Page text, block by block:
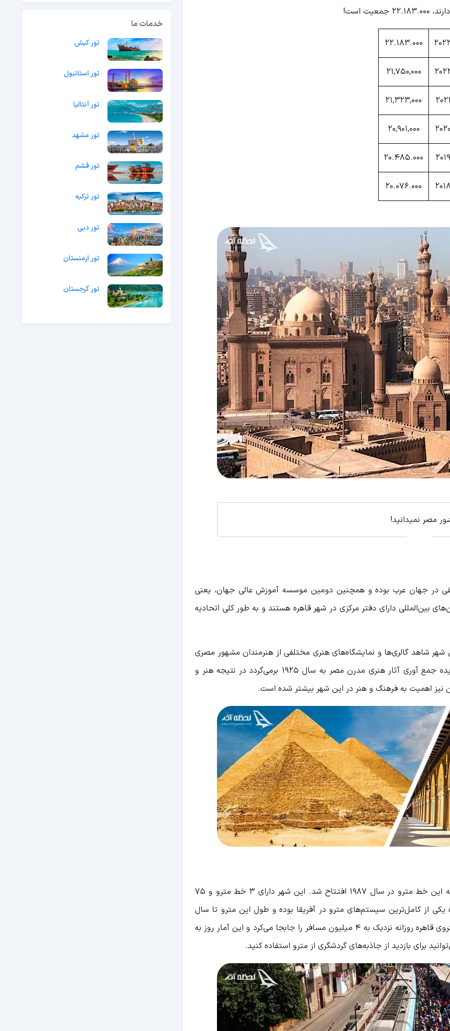
22.183.000
21,750,000
21,323,000
20,901,000
2019
20.485.000
20.076.000
مصر نمیدانید!
در جهان عرب بوده و همچنین دومین موسسه آموزش عالی جهان، یعنی
بین‌المللی دارای دفتر مرکزی در شهر قاهره هستند و به طور کلی اتحادیه
شاهد گالری‌ها و نمایشگاه‌های هنری مختلفی از هنرمندان مشهور مصری
و استعداد‌های جوان آینده هستیم. شایان ذکر است که ایده جمع آوری آثار هنری مدرن مصر به سال 1925 برمی‌گردد در نتیجه هنر و
نیز اهمیت به فرهنگ و هنر در این شهر بیشتر شده است.
در قاهره شاهد سیستم حمل و نقل سریع مترو هستیم که این خط مترو در سال 1987 افتتاح شد. این شهر دارای 3 خط مترو و 75
از کامل‌ترین سیستم‌های مترو در آفریقا بوده و طول این مترو تا سال
2020 به بیش از 77 کیلومتر رسیده است. از سال 2013، متروی قاهره روزانه نزدیک به 4 میلیون مسافر را جابجا می‌کرد و این آمار روز به
برای بازدید از جاذبه‌های گردشگری از مترو استفاده کنید.
خدمات ما
تور کیش
تور استانبول
تور آنتالیا
تور مشهد
تور قشم
تور ترکیه
تور دبی
تور ارمنستان
تور گرجستان